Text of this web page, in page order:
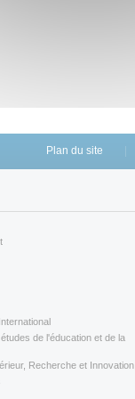
Plan du site
de l'éducation et de la
Recherche et Innovation